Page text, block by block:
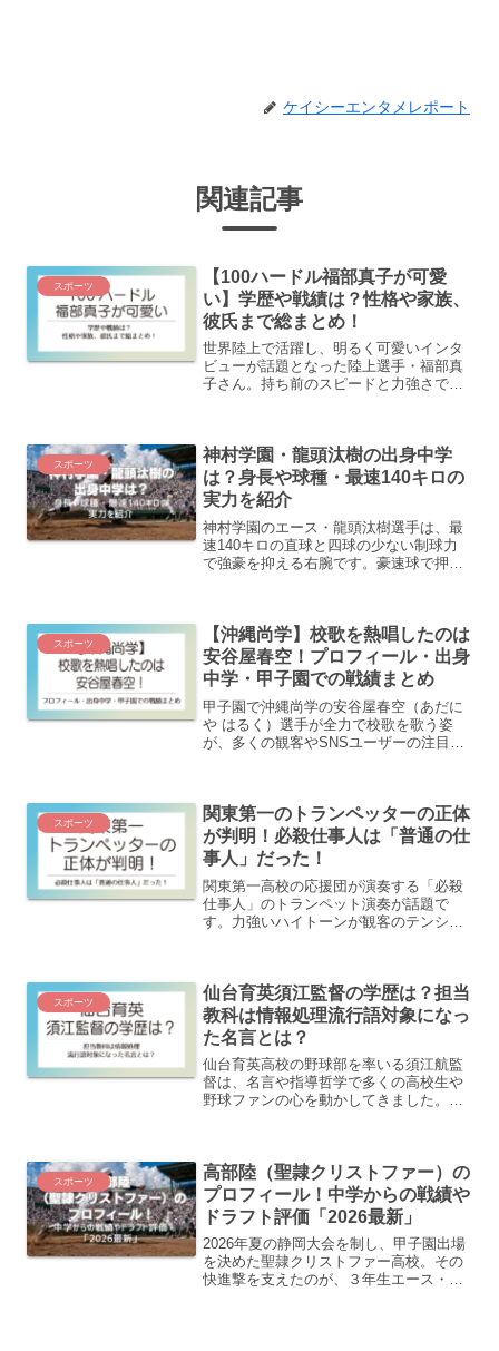
ケイシーエンタメレポート
関連記事
スポーツ
【100ハードル福部真子が可愛
い】学歴や戦績は？性格や家族、
彼氏まで総まとめ！
世界陸上で活躍し、明るく可愛いインタ
ビューが話題となった陸上選手・福部真
子さん。持ち前のスピードと力強さで女
った人も、「どんな選...
スポーツ
神村学園・龍頭汰樹の出身中学
は？身長や球種・最速140キロの
実力を紹介
神村学園のエース・龍頭汰樹選手は、最
速140キロの直球と四球の少ない制球力
で強豪を抑える右腕です。豪速球で押す
方と由来、球種、球速以...
スポーツ
【沖縄尚学】校歌を熱唱したのは
安谷屋春空！プロフィール・出身
中学・甲子園での戦績まとめ
甲子園で沖縄尚学の安谷屋春空（あだに
や はるく）選手が全力で校歌を歌う姿
が、多くの観客やSNSユーザーの注目を
す。この記事では、安谷屋...
スポーツ
関東第一のトランペッターの正体
が判明！必殺仕事人は「普通の仕
事人」だった！
関東第一高校の応援団が演奏する「必殺
仕事人」のトランペット演奏が話題で
す。力強いハイトーンが観客のテンショ
が判明！この記事では、こ...
スポーツ
仙台育英須江監督の学歴は？担当
教科は情報処理流行語対象になっ
た名言とは？
仙台育英高校の野球部を率いる須江航監
督は、名言や指導哲学で多くの高校生や
野球ファンの心を動かしてきました。国
航監督の学歴や選手時代の...
スポーツ
高部陸（聖隷クリストファー）の
プロフィール！中学からの戦績や
ドラフト評価「2026最新」
2026年夏の静岡大会を制し、甲子園出場
を決めた聖隷クリストファー高校。その
快進撃を支えたのが、３年生エース・高